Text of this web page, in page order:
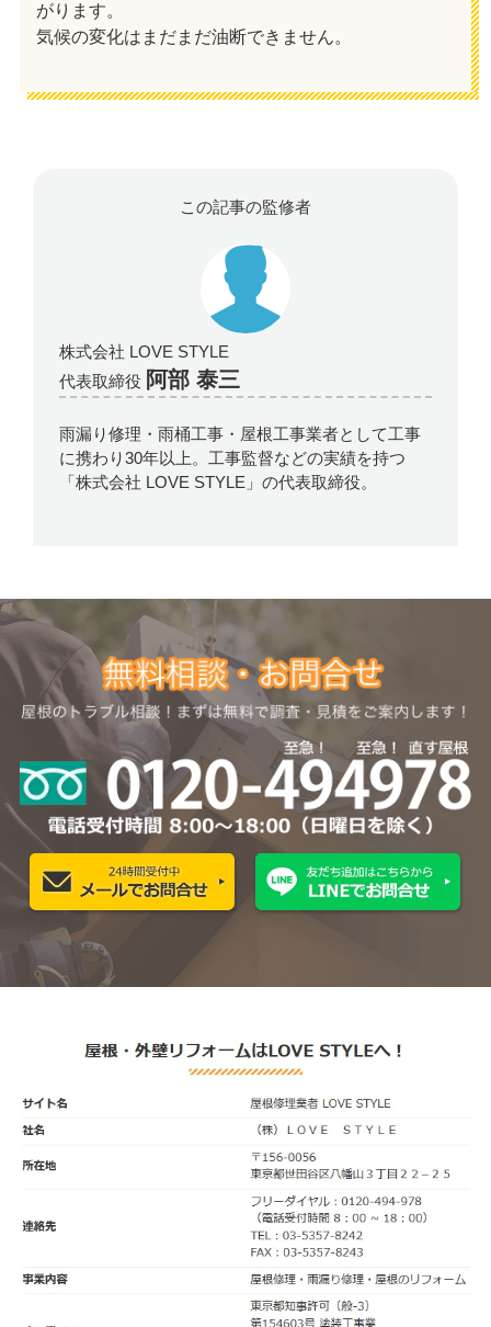
がります。
気候の変化はまだまだ油断できません。
この記事の監修者
株式会社 LOVE STYLE
代表取締役 阿部 泰三
雨漏り修理・雨桶工事・屋根工事業者として工事
に携わり30年以上。工事監督などの実績を持つ
「株式会社 LOVE STYLE」の代表取締役。